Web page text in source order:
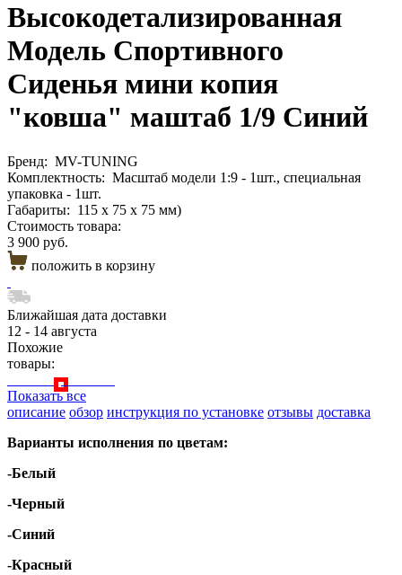
Высокодетализированная
Модель Спортивного
Сиденья мини копия
"ковша" маштаб 1/9 Синий
Бренд: MV-TUNING
Комплектность: Масштаб модели 1:9 - 1шт., специальная
упаковка - 1шт.
Габариты: 115 х 75 х 75 мм)
Стоимость товара:
3 900 руб.
положить в корзину
Ближайшая дата доставки
12 - 14 августа
Похожие
товары:
Показать все
описание обзор инструкция по установке отзывы доставка
Варианты исполнения по цветам:
-Белый
-Черный
-Синий
-Красный